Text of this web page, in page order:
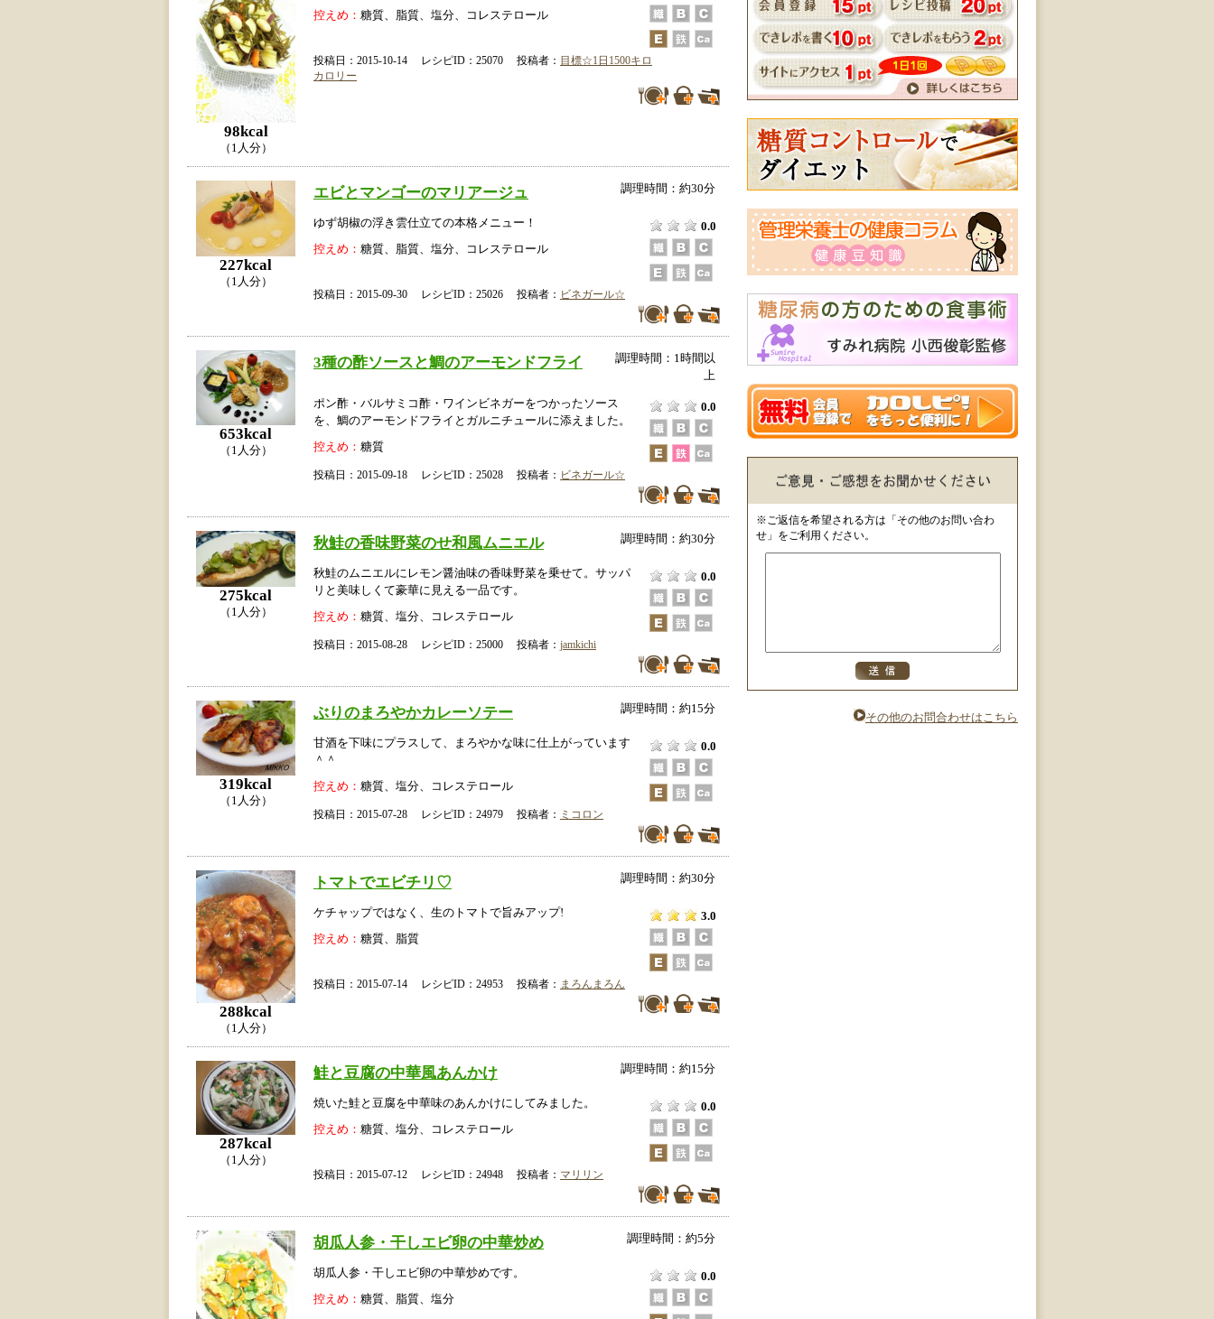
98kcal
（1人分）
控えめ： 糖質、脂質、塩分、コレステロール
投稿日：2015-10-14 レシピID：25070 投稿者： 目標☆1日1500キロ
カロリー
227kcal
（1人分）
エビとマンゴーのマリアージュ 調理時間：約30分
ゆず胡椒の浮き雲仕立ての本格メニュー！
0.0
控えめ： 糖質、脂質、塩分、コレステロール
投稿日：2015-09-30 レシピID：25026 投稿者： ビネガール☆
653kcal
（1人分）
3種の酢ソースと鯛のアーモンドフライ
調理時間：1時間以
上
ポン酢・バルサミコ酢・ワインビネガーをつかったソース
を、鯛のアーモンドフライとガルニチュールに添えました。
0.0
控えめ： 糖質
投稿日：2015-09-18 レシピID：25028 投稿者： ビネガール☆
275kcal
（1人分）
秋鮭の香味野菜のせ和風ムニエル 調理時間：約30分
秋鮭のムニエルにレモン醤油味の香味野菜を乗せて。サッパ
リと美味しくて豪華に見える一品です。
0.0
控えめ： 糖質、塩分、コレステロール
投稿日：2015-08-28 レシピID：25000 投稿者： jamkichi
319kcal
（1人分）
ぶりのまろやかカレーソテー 調理時間：約15分
甘酒を下味にプラスして、まろやかな味に仕上がっています
＾＾
0.0
控えめ： 糖質、塩分、コレステロール
投稿日：2015-07-28 レシピID：24979 投稿者： ミコロン
288kcal
（1人分）
トマトでエビチリ♡ 調理時間：約30分
ケチャップではなく、生のトマトで旨みアップ!
3.0
控えめ： 糖質、脂質
投稿日：2015-07-14 レシピID：24953 投稿者： まろんまろん
287kcal
（1人分）
鮭と豆腐の中華風あんかけ 調理時間：約15分
焼いた鮭と豆腐を中華味のあんかけにしてみました。
0.0
控えめ： 糖質、塩分、コレステロール
投稿日：2015-07-12 レシピID：24948 投稿者： マリリン
胡瓜人参・干しエビ卵の中華炒め 調理時間：約5分
胡瓜人参・干しエビ卵の中華炒めです。
0.0
控えめ： 糖質、脂質、塩分
※ご返信を希望される方は「その他のお問い合わ
せ」をご利用ください。
その他のお問合わせはこちら